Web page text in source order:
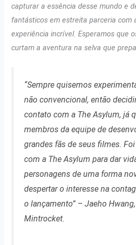
capturar a essência desse mundo e
fantásticos em estreita parceria com
experiência incrível. Esperamos que
curtam a aventura na selva que
“Sempre quisemos
não convencional, então
contato com a The Asylum, já
membros da equipe de
grandes fãs de seus filmes.
com a The Asylum para dar
personagens de uma forma
despertar o interesse na
o lançamento” – Jaeho
Mintrocket.